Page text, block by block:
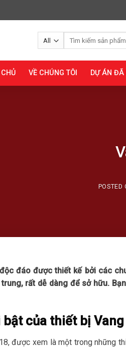
VỀ CHÚNG TÔI DỰ ÁN ĐÃ
POSTED
đáo được thiết kế bởi các
rất dễ dàng để sở hữu.
của thiết bị
được xem là một trong những